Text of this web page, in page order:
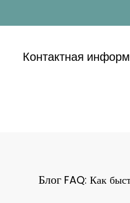
Контактная
Блог FAQ: Как